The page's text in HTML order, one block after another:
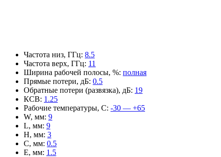
Частота низ, ГГц: 8.5
Частота верх, ГГц: 11
Ширина рабочей полосы, %: полная
Прямые потери, дБ: 0.5
Обратные потери (развязка), дБ: 19
КСВ: 1.25
Рабочие температуры, С: -30 — +65
W, мм: 9
L, мм: 9
H, мм: 3
C, мм: 0.5
E, мм: 1.5